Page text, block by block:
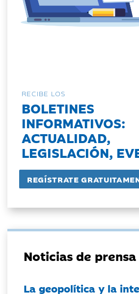
RECIBE LOS
BOLETINES
INFORMATIVOS:
ACTUALIDAD,
LEGISLACIÓN,
Noticias de prensa
La geopolítica y la